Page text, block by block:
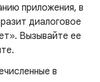
приложения, в
диалоговое
Вызывайте ее
в